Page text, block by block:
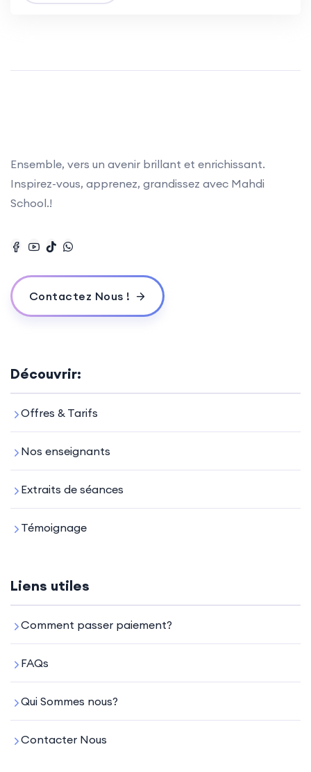
Ensemble, vers un avenir brillant et enrichissant.
Inspirez-vous, apprenez, grandissez avec Mahdi
School.!
Contactez Nous !
Découvrir:
Offres & Tarifs
Nos enseignants
Extraits de séances
Témoignage
Liens utiles
Comment passer paiement?
FAQs
Qui Sommes nous?
Contacter Nous